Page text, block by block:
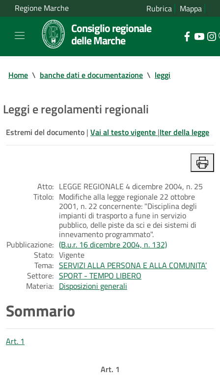
Regione Marche Rubrica Mappa
Consiglio regionale
delle Marche
Home \ banche dati e documentazione \ leggi
Leggi e regolamenti regionali
Estremi del documento | Vai al testo vigente |Iter della legge
Atto: LEGGE REGIONALE 4 dicembre 2004, n. 25
Titolo: Modifiche alla legge regionale 22 ottobre
2001, n. 22 concernente: "Disciplina degli
impianti di trasporto a fune in servizio
pubblico, delle piste da sci e dei sistemi di
innevamento programmato".
Pubblicazione: (B.u.r. 16 dicembre 2004, n. 132)
Stato: Vigente
Tema: SERVIZI ALLA PERSONA E ALLA COMUNITA’
Settore: SPORT - TEMPO LIBERO
Materia: Disposizioni generali
Sommario
Art. 1
Art. 1